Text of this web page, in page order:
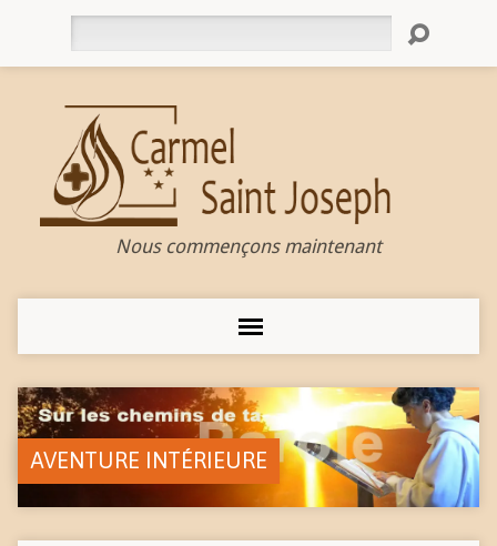
Nous commençons maintenant
AVENTURE INTÉRIEURE